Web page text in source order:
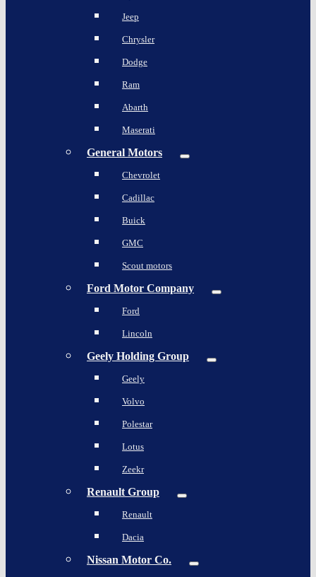
Jeep
Chrysler
Dodge
Ram
Abarth
Maserati
General Motors
Chevrolet
Cadillac
Buick
GMC
Scout motors
Ford Motor Company
Ford
Lincoln
Geely Holding Group
Geely
Volvo
Polestar
Lotus
Zeekr
Renault Group
Renault
Dacia
Nissan Motor Co.